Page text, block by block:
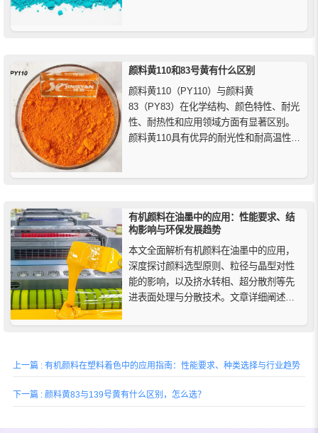
颜料黄110和83号黄有什么区别
颜料黄110（PY110）与颜料黄
83（PY83）在化学结构、颜色特性、耐光
性、耐热性和应用领域方面有显著区别。
颜料黄110具有优异的耐光性和耐高温性
有机颜料在油墨中的应用：性能要求、结
构影响与环保发展趋势
本文全面解析有机颜料在油墨中的应用，
深度探讨颜料选型原则、粒径与晶型对性
能的影响，以及挤水转相、超分散剂等先
进表面处理与分散技术。文章详细阐述
望环保法规、功能性颜料与供应链趋势如
印刷行业提供技术参考。
上一篇 : 有机颜料在塑料着色中的应用指南：性能要求、种类选择与行业趋势
下一篇 : 颜料黄83与139号黄有什么区别，怎么选？